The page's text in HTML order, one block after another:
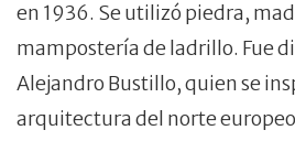
en 1936. Se utilizó piedra,
mampostería de ladrillo. Fue
Alejandro Bustillo, quien se
arquitectura del norte